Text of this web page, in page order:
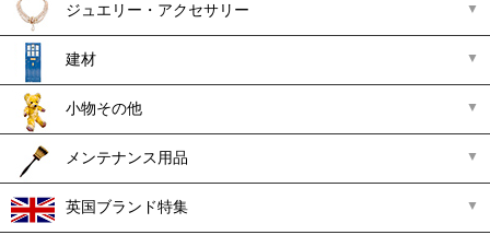
ジュエリー・アクセサリー
建材
小物その他
メンテナンス用品
英国ブランド特集